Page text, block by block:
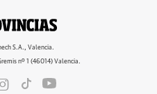
S.A., Valencia.
nº 1 (46014) Valencia.